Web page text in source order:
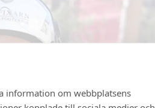
information om webbplatsens